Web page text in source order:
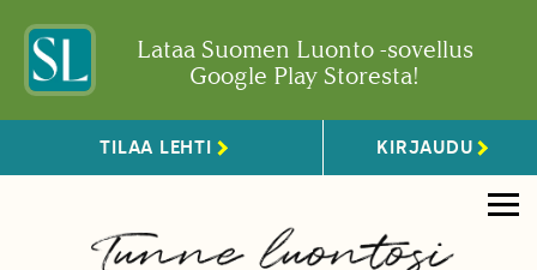
Lataa Suomen Luonto -sovellus
Google Play Storesta!
TILAA LEHTI KIRJAUDU